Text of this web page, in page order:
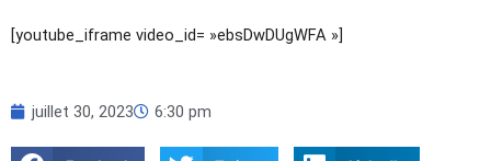
[youtube_iframe video_id= »ebsDwDUgWFA »]
juillet 30, 2023 6:30 pm